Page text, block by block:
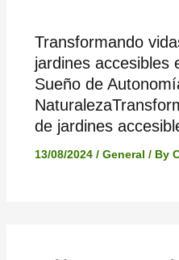
Transformando
jardines accesibles
Sueño de
de jardines
13/08/2024 / General / By